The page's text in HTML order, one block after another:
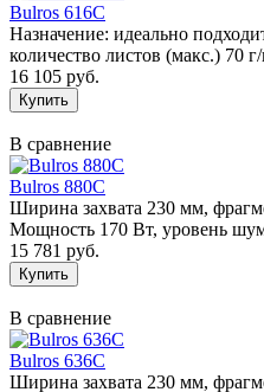
Bulros 616C
Назначение: идеально
количество листов (макс.) 70
16 105 руб.
В сравнение
Bulros 880C
Ширина захвата 230 мм,
Мощность 170 Вт, уровень
15 781 руб.
В сравнение
Bulros 636С
Ширина захвата 230 мм,